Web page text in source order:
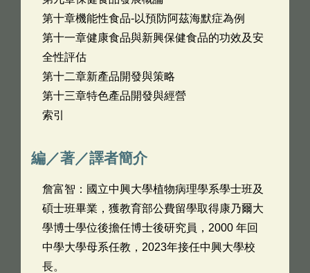
第十章機能性食品-以預防阿茲海默症為例
第十一章健康食品與新興保健食品的功效及安
全性評估
第十二章新產品開發與策略
第十三章特色產品開發與經營
索引
編／著／譯者簡介
詹富智：國立中興大學植物病理學系學士班及
碩士班畢業，獲教育部公費留學取得康乃爾大
學博士學位後擔任博士後研究員，2000 年回
中學大學母系任教，2023年接任中興大學校
長。